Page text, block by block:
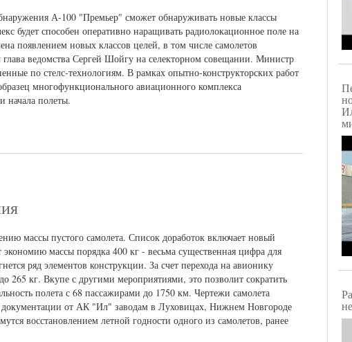
А-100 "Премьер" сможет обнаруживать новые классы
способен оперативно наращивать радиолокационное поле на
появлением новых классов целей, в том числе самолетов
глава ведомства Сергей Шойгу на селекторном совещании. Министр
по стелс-технологиям. В рамках опытно-конструкторских работ
многофункционального авиационного комплекса
начала полеты.
массы пустого самолета. Список доработок включает новый
массы порядка 400 кг - весьма существенная цифра для
ряд элементов конструкции. За счет перехода на авионику
265 кг. Вкупе с другими мероприятиями, это позволит сократить
полета с 68 пассажирами до 1750 км. Чертежи самолета
от АК "Ил" заводам в Луховицах, Нижнем Новгороде
восстановлением летной годности одного из самолетов, ранее